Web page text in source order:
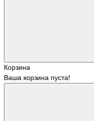
Корзина
Ваша корзина пуста!